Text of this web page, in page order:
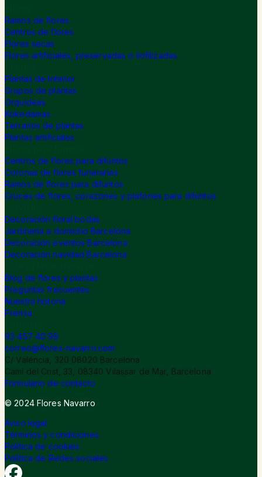
Ramos de flores
Centros de flores
Flores secas
Flores artificiales, preservadas o liofilizadas
Plantas de Interior
Grupos de plantas
Orquídeas
Kokedamas
Terrarios de plantas
Plantas artificiales
Centros de flores para difuntos
Coronas de flores funerarias
Ramos de flores para difuntos
Cruces de flores, corazones y plafones para difuntos
Decoración floral bodas
Jardinería a domicilio Barcelona
Decoración eventos Barcelona
Decoración navidad Barcelona
Blog de flores y plantas
Preguntas frecuentes
Nuestra historia
Prensa
93 457 40 99
correo@flores-navarro.com
C/ Valéncia, 320 08020 Barcelona
Camí del Crist, 33, 08340 Vilassar de Mar, Barcelona
Formulario de contacto
© 2024 Flores Navarro
Aviso legal
Términos y condiciones
Política de cookies
Política de Redes sociales